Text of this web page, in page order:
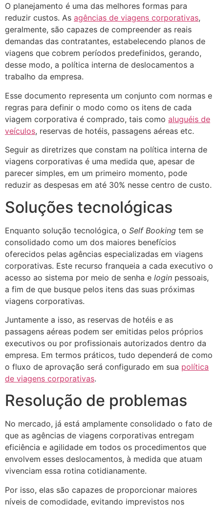
O planejamento é uma das melhores formas para
reduzir custos. As agências de viagens corporativas,
geralmente, são capazes de compreender as reais
demandas das contratantes, estabelecendo planos de
viagens que cobrem períodos predefinidos, gerando,
desse modo, a política interna de deslocamentos a
trabalho da empresa.
Esse documento representa um conjunto com normas e
regras para definir o modo como os itens de cada
viagem corporativa é comprado, tais como aluguéis de
veículos, reservas de hotéis, passagens aéreas etc.
Seguir as diretrizes que constam na política interna de
viagens corporativas é uma medida que, apesar de
parecer simples, em um primeiro momento, pode
reduzir as despesas em até 30% nesse centro de custo.
Soluções tecnológicas
Enquanto solução tecnológica, o Self Booking tem se
consolidado como um dos maiores benefícios
oferecidos pelas agências especializadas em viagens
corporativas. Este recurso franqueia a cada executivo o
acesso ao sistema por meio de senha e login pessoais,
a fim de que busque pelos itens das suas próximas
viagens corporativas.
Juntamente a isso, as reservas de hotéis e as
passagens aéreas podem ser emitidas pelos próprios
executivos ou por profissionais autorizados dentro da
empresa. Em termos práticos, tudo dependerá de como
o fluxo de aprovação será configurado em sua política
de viagens corporativas.
Resolução de problemas
No mercado, já está amplamente consolidado o fato de
que as agências de viagens corporativas entregam
eficiência e agilidade em todos os procedimentos que
envolvem esses deslocamentos, à medida que atuam
vivenciam essa rotina cotidianamente.
Por isso, elas são capazes de proporcionar maiores
níveis de comodidade, evitando imprevistos nos